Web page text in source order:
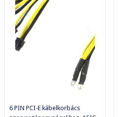
6 PIN PCI-E kábelkorbács